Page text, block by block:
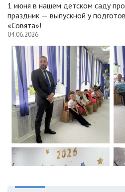
1 июня в нашем детском саду
праздник — выпускной у
«Совята»!
04.06.2026